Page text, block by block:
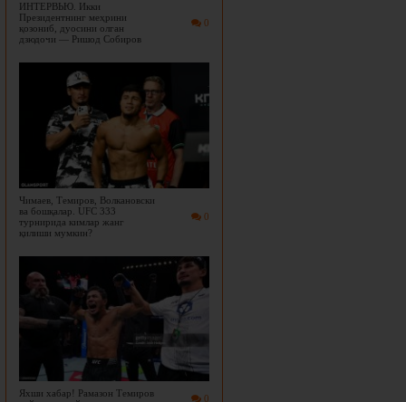
0
ИНТЕРВЬЮ. Икки
Президентнинг меҳрини
қозониб, дуосини олган
дзюдочи — Ришод Собиров
0
Чимаев, Темиров, Волкановски
ва бошқалар. UFC 333
турнирида кимлар жанг
қилиши мумкин?
0
Яхши хабар! Рамазон Темиров